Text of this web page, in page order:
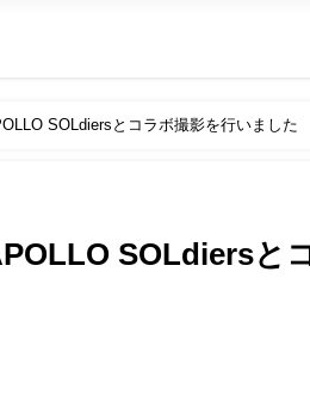
SOLdiersとコラボ撮影を行いました
SOLdiersと